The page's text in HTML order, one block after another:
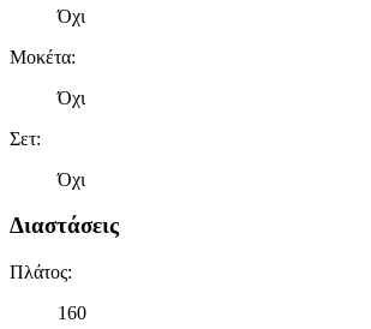
Όχι
Μοκέτα:
Όχι
Σετ:
Όχι
Διαστάσεις
Πλάτος:
160